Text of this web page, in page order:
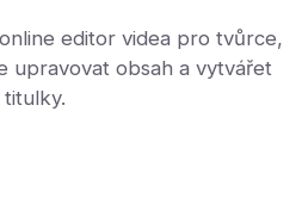
editor videa pro tvůrce,
upravovat obsah a vytvářet
titulky.